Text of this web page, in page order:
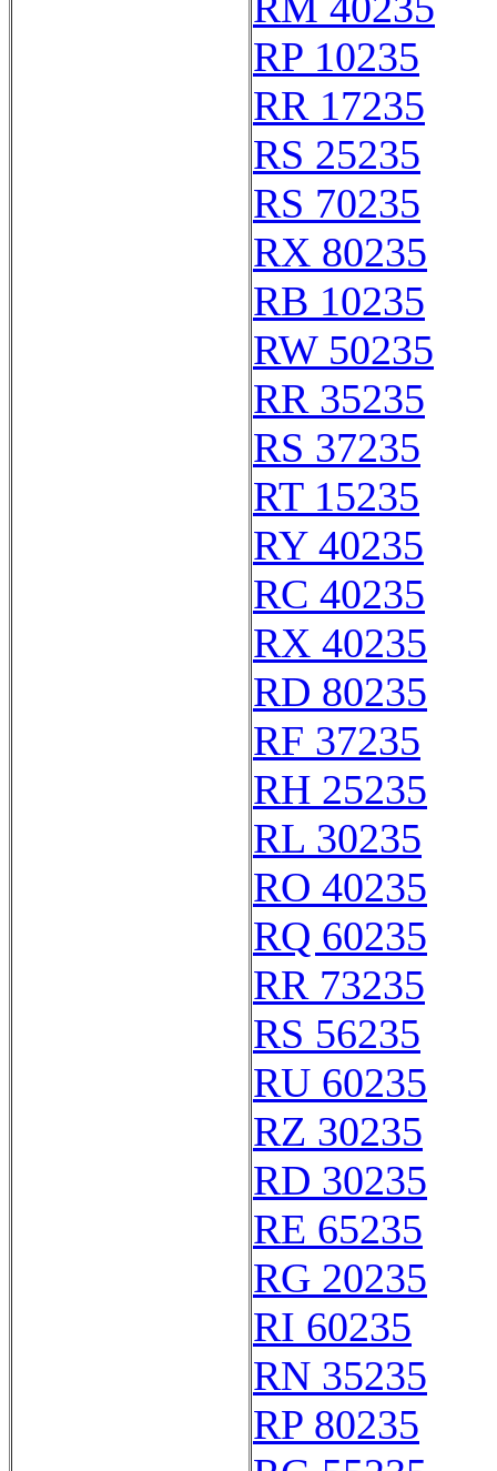
RP 10235
RR 17235
RS 25235
RS 70235
RX 80235
RB 10235
RW 50235
RR 35235
RS 37235
RT 15235
RY 40235
RC 40235
RX 40235
RD 80235
RF 37235
RH 25235
RL 30235
RO 40235
RQ 60235
RR 73235
RS 56235
RU 60235
RZ 30235
RD 30235
RE 65235
RG 20235
RI 60235
RN 35235
RP 80235